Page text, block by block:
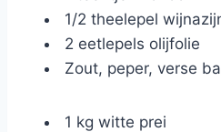
1/2 theelepel
2 eetlepels olijfolie
Zout, peper, verse
1 kg witte prei